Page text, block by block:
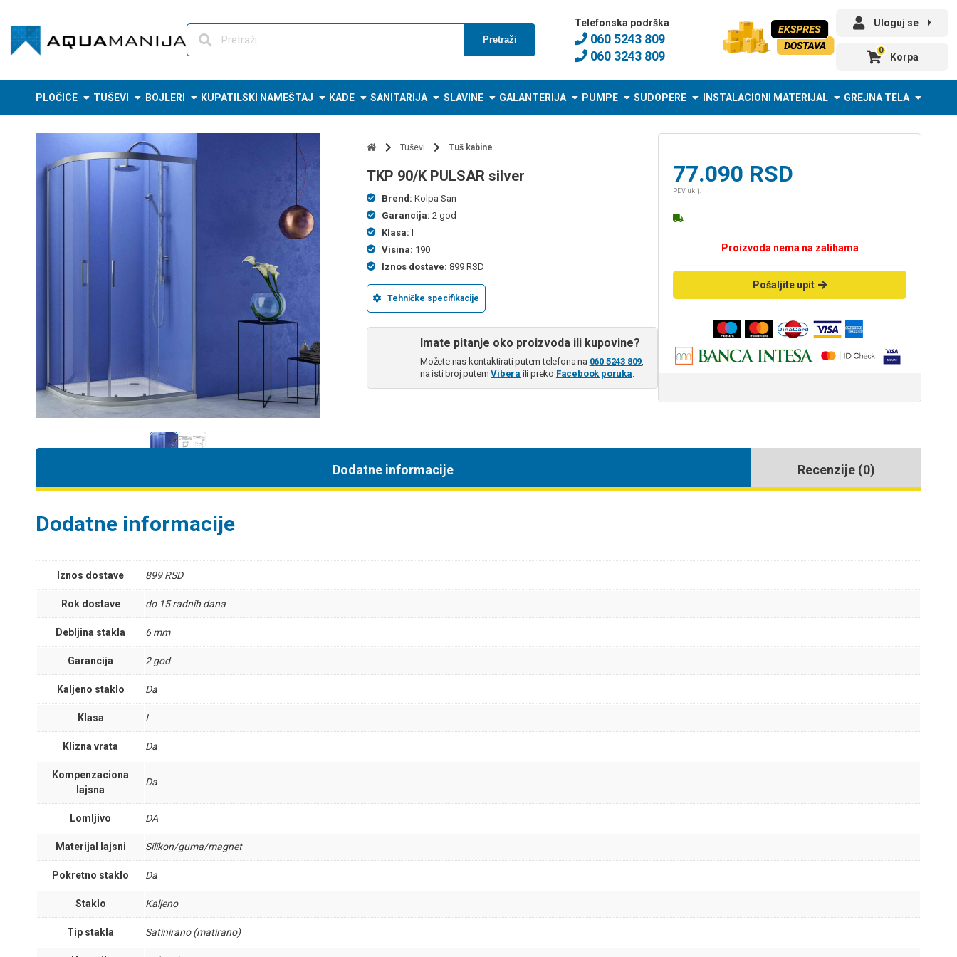
content
Pretraži
Telefonska podrška
060 5243 809
060 3243 809
Uloguj se
0
Korpa
PLOČICE TUŠEVI BOJLERI KUPATILSKI NAMEŠTAJ KADE SANITARIJA SLAVINE GALANTERIJA PUMPE SUDOPERE INSTALACIONI MATERIJAL GREJNA TELA
Tuševi Tuš kabine
TKP 90/K PULSAR silver
Brend: Kolpa San
Garancija: 2 god
Klasa: I
Visina: 190
Iznos dostave: 899 RSD
Tehničke specifikacije
Imate pitanje oko proizvoda ili kupovine?
Možete nas kontaktirati putem telefona na 060 5243 809,
na isti broj putemVibera ili preko Facebook poruka.
77.090 RSD
PDV uklj.
Proizvoda nema na zalihama
Pošaljite upit
Dodatne informacije Recenzije (0)
Dodatne informacije
Iznos dostave 899 RSD
Rok dostave do 15 radnih dana
Debljina stakla 6 mm
Garancija 2 god
Kaljeno staklo Da
Klasa I
Klizna vrata Da
Kompenzaciona
lajsna
Da
Lomljivo DA
Materijal lajsni Silikon/guma/magnet
Pokretno staklo Da
Staklo Kaljeno
Tip stakla Satinirano (matirano)